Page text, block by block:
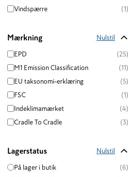
Vindspærre
(1)
Mærkning Nulstil
EPD
(25)
M1 Emission Classification
(11)
EU taksonomi-erklæring
(5)
FSC
(1)
Indeklimamærket
(4)
Cradle To Cradle
(3)
Lagerstatus Nulstil
På lager i butik
(6)